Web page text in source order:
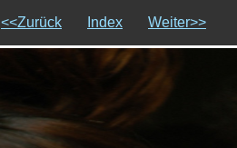
<<Zurück Index Weiter>>